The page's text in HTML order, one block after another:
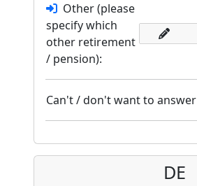
Other (please
specify which
other retirement
/ pension):
Can't / don't want to answer
DE